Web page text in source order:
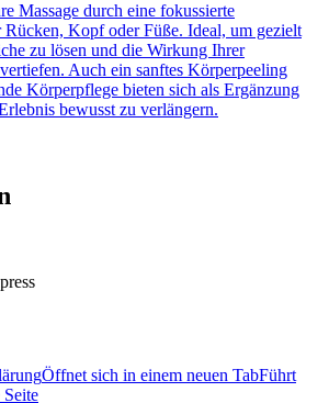
Massage durch eine fokussierte
Kopf oder Füße. Ideal, um gezielt
zu lösen und die Wirkung Ihrer
Auch ein sanftes Körperpeeling
Körperpflege bieten sich als Ergänzung
bewusst zu verlängern.
Öffnet sich in einem neuen TabFührt
Seite